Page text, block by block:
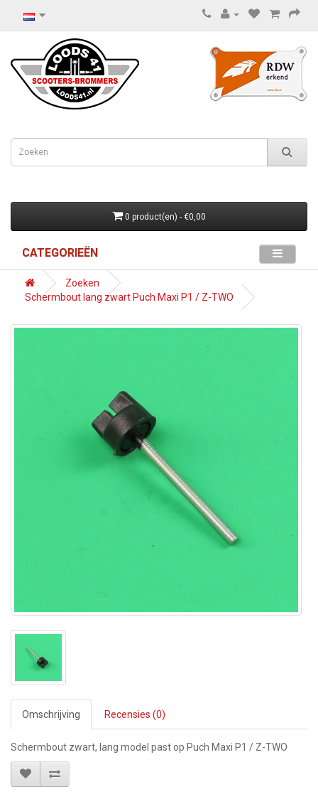
0 product(en) - €0,00
CATEGORIEËN
Zoeken
Schermbout lang zwart Puch Maxi P1 / Z-TWO
Omschrijving Recensies (0)
Schermbout zwart, lang model past op Puch Maxi P1 / Z-TWO